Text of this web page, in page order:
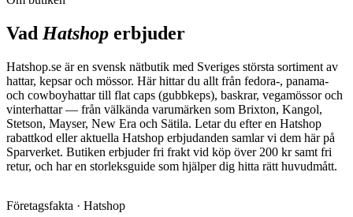
Vad Hatshop erbjuder
Hatshop.se är en svensk nätbutik med Sveriges största sortiment av
hattar, kepsar och mössor. Här hittar du allt från fedora-, panama-
och cowboyhattar till flat caps (gubbkeps), baskrar, vegamössor och
vinterhattar — från välkända varumärken som Brixton, Kangol,
Stetson, Mayser, New Era och Sätila. Letar du efter en Hatshop
rabattkod eller aktuella Hatshop erbjudanden samlar vi dem här på
Sparverket. Butiken erbjuder fri frakt vid köp över 200 kr samt fri
retur, och har en storleksguide som hjälper dig hitta rätt huvudmått.
Företagsfakta · Hatshop